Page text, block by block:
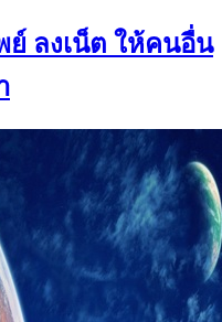
ย์ ลงเน็ต ให้คนอื่น